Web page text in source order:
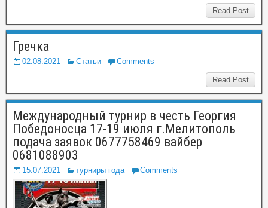
Read Post
Гречка
02.08.2021 Статьи Comments
Read Post
Международный турнир в честь Георгия
Победоносца 17-19 июля г.Мелитополь
подача заявок 0677758469 вайбер
0681088903
15.07.2021 турниры года Comments